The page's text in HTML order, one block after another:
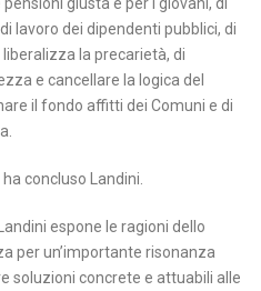
giusta e per i giovani, di
lavoro dei dipendenti pubblici, di
la precarietà, di
e cancellare la logica del
il fondo affitti dei Comuni e di
concluso Landini.
espone le ragioni dello
per un’importante risonanza
soluzioni concrete e attuabili alle